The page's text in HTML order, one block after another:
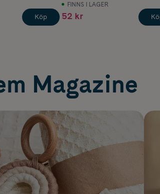
Köp
FINNS I LAGER
52 kr
Magazine